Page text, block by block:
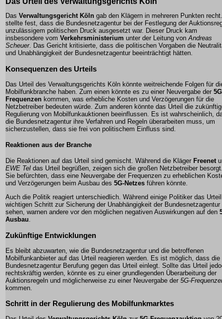
Das Verwaltungsgericht Köln gab den Klägern in mehreren Punkten
stellte fest, dass die Bundesnetzagentur bei der Festlegung der
unzulässigem politischen Druck ausgesetzt war. Dieser Druck kam
insbesondere vom Verkehrsministerium unter der Leitung vonAndreas
Scheuer. Das Gericht kritisierte, dass die politischen Vorgaben die
und Unabhängigkeit der Bundesnetzagentur beeinträchtigt hätten.
Konsequenzen des Urteils
Das Urteil des Verwaltungsgerichts Köln könnte weitreichende Folgen für
Mobilfunkbranche haben. Zum einen könnte es zu einer Neuvergabe der
Frequenzen kommen, was erhebliche Kosten und Verzögerungen für die
Netzbetreiber bedeuten würde. Zum anderen könnte das Urteil die
Regulierung von Mobilfunkauktionen beeinflussen. Es ist wahrscheinlich,
die Bundesnetzagentur ihre Verfahren und Regeln überarbeiten muss, um
sicherzustellen, dass sie frei von politischem Einfluss sind.
Reaktionen aus der Branche
Die Reaktionen auf das Urteil sind gemischt. Während die Kläger Freenet
EWE Tel das Urteil begrüßen, zeigen sich die großen Netzbetreiber
Sie befürchten, dass eine Neuvergabe der Frequenzen zu erheblichen
und Verzögerungen beim Ausbau des 5G-Netzes führen könnte.
Auch die Politik reagiert unterschiedlich. Während einige Politiker das
wichtigen Schritt zur Sicherung der Unabhängigkeit der Bundesnetzagentur
sehen, warnen andere vor den möglichen negativen Auswirkungen auf den
Ausbau.
Zukünftige Entwicklungen
Es bleibt abzuwarten, wie die Bundesnetzagentur und die betroffenen
Mobilfunkanbieter auf das Urteil reagieren werden. Es ist möglich, dass die
Bundesnetzagentur Berufung gegen das Urteil einlegt. Sollte das Urteil
rechtskräftig werden, könnte es zu einer grundlegenden Überarbeitung der
Auktionsregeln und möglicherweise zu einer Neuvergabe der 5G-
kommen.
Schritt in der Regulierung des Mobilfunkmarktes